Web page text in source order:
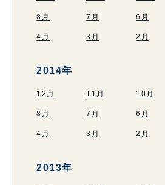
8月 7月 6月
4月 3月 2月
2014年
12月 11月 10月
8月 7月 6月
4月 3月 2月
2013年